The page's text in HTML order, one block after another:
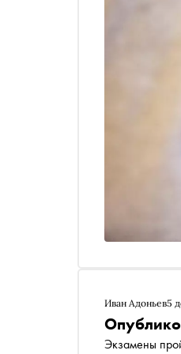
Иван Адоньев5
Экзамены